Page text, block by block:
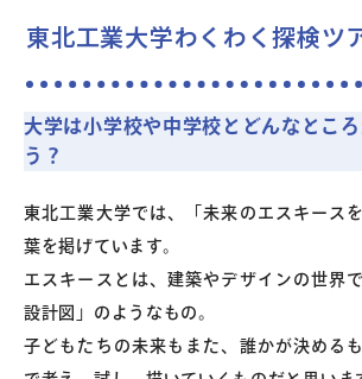
団体向け出張英会話
新着情報
東北工業大学わくわく探検ツ
大学は小学校や中学校とどんなとこ
う？
東北工業大学では、「未来のエスキース
葉を掲げています。
エスキースとは、建築やデザインの世界
設計図」のようなもの。
子どもたちの未来もまた、誰かが決める